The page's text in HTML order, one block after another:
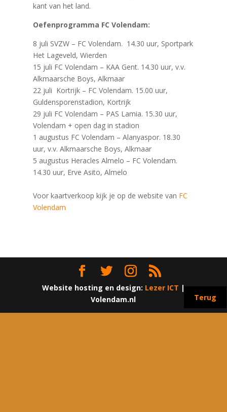
Terug
kant van het land.
Oefenprogramma FC Volendam:
8 juli SVZW – FC Volendam. 14.30 uur, Sportpark
Het Lageveld, Wierden
15 juli FC Volendam – KAA Gent. 14.30 uur, v.v.
Alkmaarsche Boys, Alkmaar
22 juli Kortrijk – FC Volendam. 15.00 uur,
Guldensporenstadion, Kortrijk
29 juli FC Volendam – PAS Lamia. 15.30 uur,
Volendam + open dag in stadion
1 augustus FC Volendam – Alanyaspor. 18.30
uur, v.v. Alkmaarsche Boys, Alkmaar
5 augustus Heracles Almelo – FC Volendam.
14.30 uur, Erve Asito, Almelo
Voor kaartverkoop kijk je op de website van FC
Volendam
Website hosting en design: Lezer ICT |
Volendam.nl